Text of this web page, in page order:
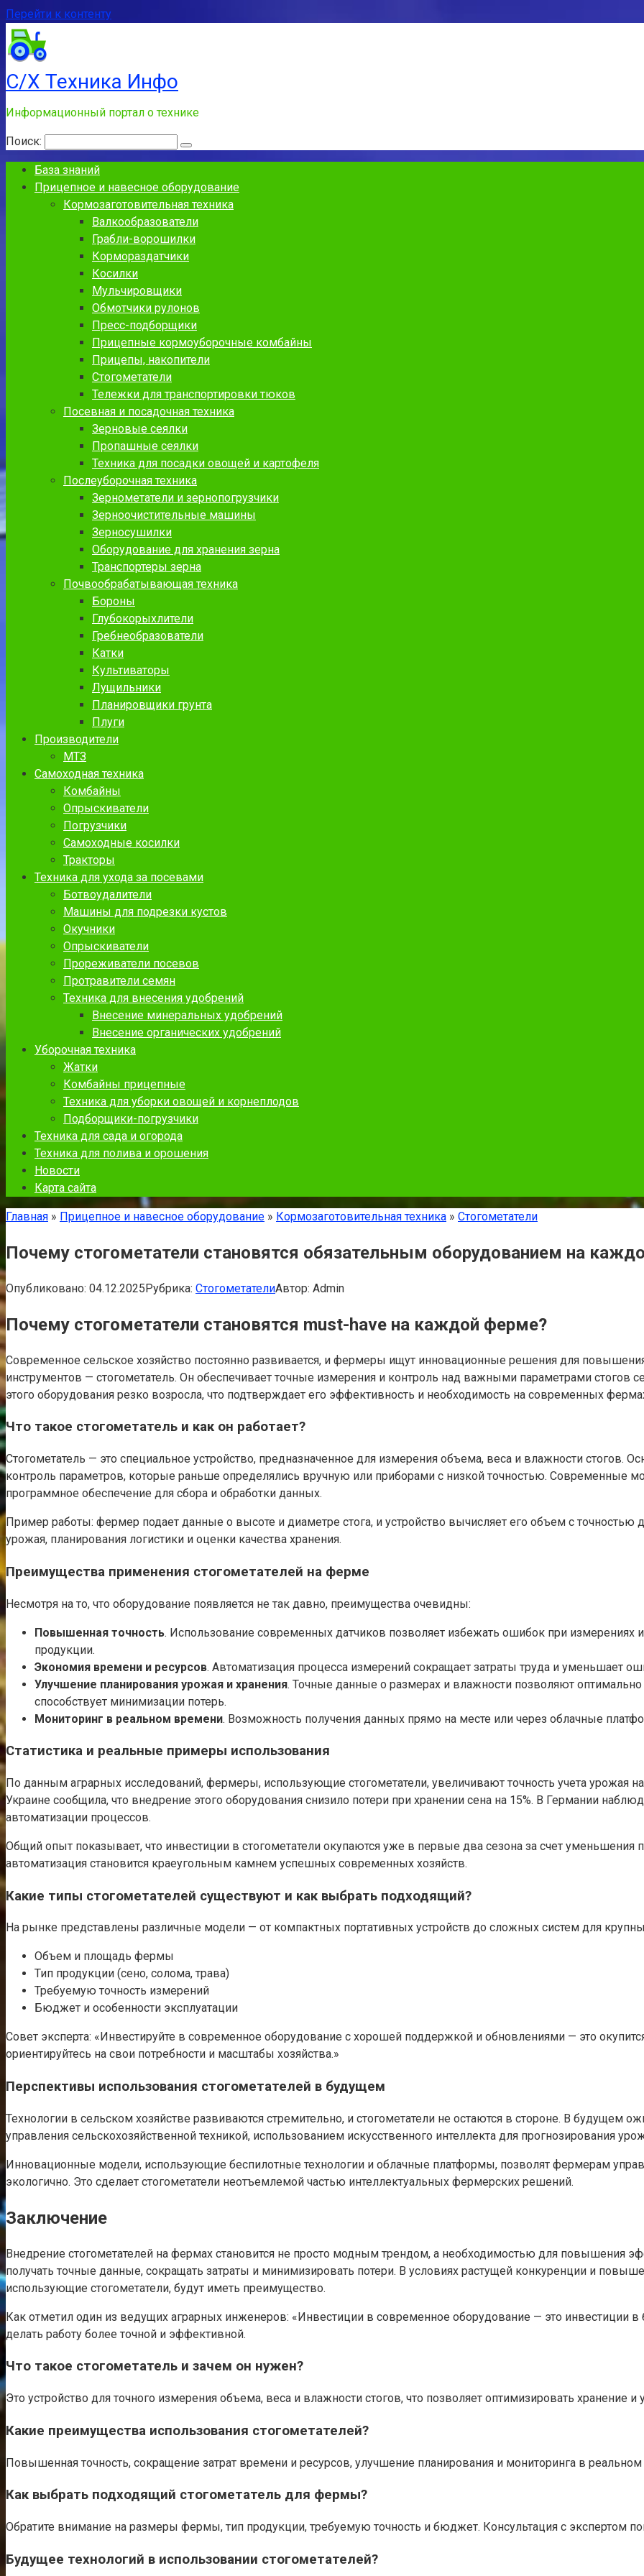
Перейти к контенту
С/Х Техника Инфо
Информационный портал о технике
Поиск:
База знаний
Прицепное и навесное оборудование
Кормозаготовительная техника
Валкообразователи
Грабли-ворошилки
Кормораздатчики
Косилки
Мульчировщики
Обмотчики рулонов
Пресс-подборщики
Прицепные кормоуборочные комбайны
Прицепы, накопители
Стогометатели
Тележки для транспортировки тюков
Посевная и посадочная техника
Зерновые сеялки
Пропашные сеялки
Техника для посадки овощей и картофеля
Послеуборочная техника
Зернометатели и зернопогрузчики
Зерноочистительные машины
Зерносушилки
Оборудование для хранения зерна
Транспортеры зерна
Почвообрабатывающая техника
Бороны
Глубокорыхлители
Гребнеобразователи
Катки
Культиваторы
Лущильники
Планировщики грунта
Плуги
Производители
МТЗ
Самоходная техника
Комбайны
Опрыскиватели
Погрузчики
Самоходные косилки
Тракторы
Техника для ухода за посевами
Ботвоудалители
Машины для подрезки кустов
Окучники
Опрыскиватели
Прореживатели посевов
Протравители семян
Техника для внесения удобрений
Внесение минеральных удобрений
Внесение органических удобрений
Уборочная техника
Жатки
Комбайны прицепные
Техника для уборки овощей и корнеплодов
Подборщики-погрузчики
Техника для сада и огорода
Техника для полива и орошения
Новости
Карта сайта
Главная » Прицепное и навесное оборудование » Кормозаготовительная техника » Стогометатели
Почему стогометатели становятся обязательным оборудованием на
Опубликовано: 04.12.2025Рубрика: СтогометателиАвтор: Admin
Почему стогометатели становятся must-have на каждой ферме?
Современное сельское хозяйство постоянно развивается, и фермеры ищут инновационные решения для
инструментов — стогометатель. Он обеспечивает точные измерения и контроль над важными параметрами стогов
этого оборудования резко возросла, что подтверждает его эффективность и необходимость на современных
Что такое стогометатель и как он работает?
Стогометатель — это специальное устройство, предназначенное для измерения объема, веса и влажности стогов.
контроль параметров, которые раньше определялись вручную или приборами с низкой точностью. Современные
программное обеспечение для сбора и обработки данных.
Пример работы: фермер подает данные о высоте и диаметре стога, и устройство вычисляет его объем с
урожая, планирования логистики и оценки качества хранения.
Преимущества применения стогометателей на ферме
Несмотря на то, что оборудование появляется не так давно, преимущества очевидны:
Повышенная точность. Использование современных датчиков позволяет избежать ошибок при измерениях
продукции.
Экономия времени и ресурсов. Автоматизация процесса измерений сокращает затраты труда и уменьшает
Улучшение планирования урожая и хранения. Точные данные о размерах и влажности позволяют оптимально
способствует минимизации потерь.
Мониторинг в реальном времени. Возможность получения данных прямо на месте или через облачные
Статистика и реальные примеры использования
По данным аграрных исследований, фермеры, использующие стогометатели, увеличивают точность учета урожая
Украине сообщилa, что внедрение этого оборудования снизило потери при хранении сена на 15%. В Германии
автоматизации процессов.
Общий опыт показывает, что инвестиции в стогометатели окупаются уже в первые два сезона за счет уменьшения
автоматизация становится краеугольным камнем успешных современных хозяйств.
Какие типы стогометателей существуют и как выбрать подходящий?
На рынке представлены различные модели — от компактных портативных устройств до сложных систем для
Объем и площадь фермы
Тип продукции (сено, солома, трава)
Требуемую точность измерений
Бюджет и особенности эксплуатации
Совет эксперта: «Инвестируйте в современное оборудование с хорошей поддержкой и обновлениями — это
ориентируйтесь на свои потребности и масштабы хозяйства.»
Перспективы использования стогометателей в будущем
Технологии в сельском хозяйстве развиваются стремительно, и стогометатели не остаются в стороне. В будущем
управления сельскохозяйственной техникой, использованием искусственного интеллекта для прогнозирования
Инновационные модели, использующие беспилотные технологии и облачные платформы, позволят фермерам
экологично. Это сделает стогометатели неотъемлемой частью интеллектуальных фермерских решений.
Заключение
Внедрение стогометателей на фермах становится не просто модным трендом, а необходимостью для повышения
получать точные данные, сокращать затраты и минимизировать потери. В условиях растущей конкуренции и
использующие стогометатели, будут иметь преимущество.
Как отметил один из ведущих аграрных инженеров: «Инвестиции в современное оборудование — это
делать работу более точной и эффективной.
Что такое стогометатель и зачем он нужен?
Это устройство для точного измерения объема, веса и влажности стогов, что позволяет оптимизировать хранение и
Какие преимущества использования стогометателей?
Повышенная точность, сокращение затрат времени и ресурсов, улучшение планирования и мониторинга в
Как выбрать подходящий стогометатель для фермы?
Обратите внимание на размеры фермы, тип продукции, требуемую точность и бюджет. Консультация с экспертом
Будущее технологий в использовании стогометателей?